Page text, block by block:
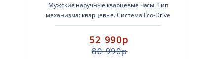
Мужские наручные кварцевые часы. Тип
механизма: кварцевые. Система Eco-Drive
(аккумулятор с питанием от световой энергии..
52 990р
80 990р